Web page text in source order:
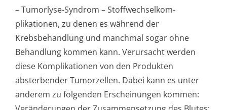
– Tumorlyse-Syndrom – Stoffwechselkom­
plikationen, zu denen es während der
Krebsbehandlung und manchmal sogar ohne
Behandlung kommen kann. Verursacht werden
diese Komplikationen von den Produkten
absterbender Tumorzellen. Dabei kann es unter
anderem zu folgenden Erscheinungen kommen: